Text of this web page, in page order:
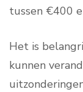
tussen €400
Het is
kunnen